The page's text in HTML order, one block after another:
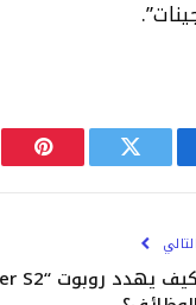
تويتر
التالي